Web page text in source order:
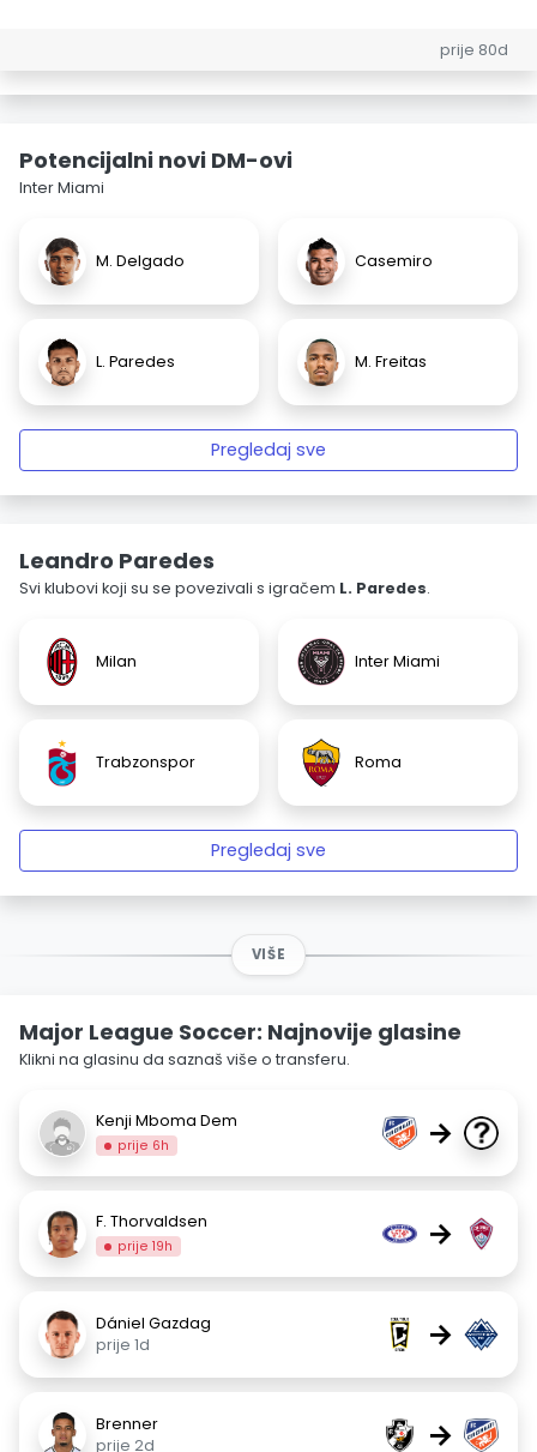
prije 80d
Potencijalni novi DM-ovi
Inter Miami
M. Delgado Casemiro
L. Paredes M. Freitas
Pregledaj sve
Leandro Paredes
Svi klubovi koji su se povezivali s igračem L. Paredes.
Milan Inter Miami
Trabzonspor Roma
Pregledaj sve
VIŠE
Major League Soccer: Najnovije glasine
Klikni na glasinu da saznaš više o transferu.
Kenji Mboma Dem
prije 6h →
F. Thorvaldsen
prije 19h →
Dániel Gazdag
prije 1d
→
Brenner
prije 2d
→